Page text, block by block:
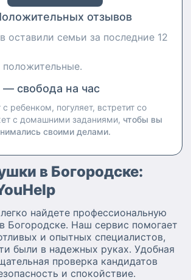
отзывов
оставили семьи за последние 12
— свобода на час
ребенком, погуляет, встретит со
с домашними заданиями, чтобы вы
своими делами.
в Богородске:
найдете профессиональную
Богородске. Наш сервис помогает
и опытных специалистов,
были в надежных руках. Удобная
проверка кандидатов
и спокойствие.